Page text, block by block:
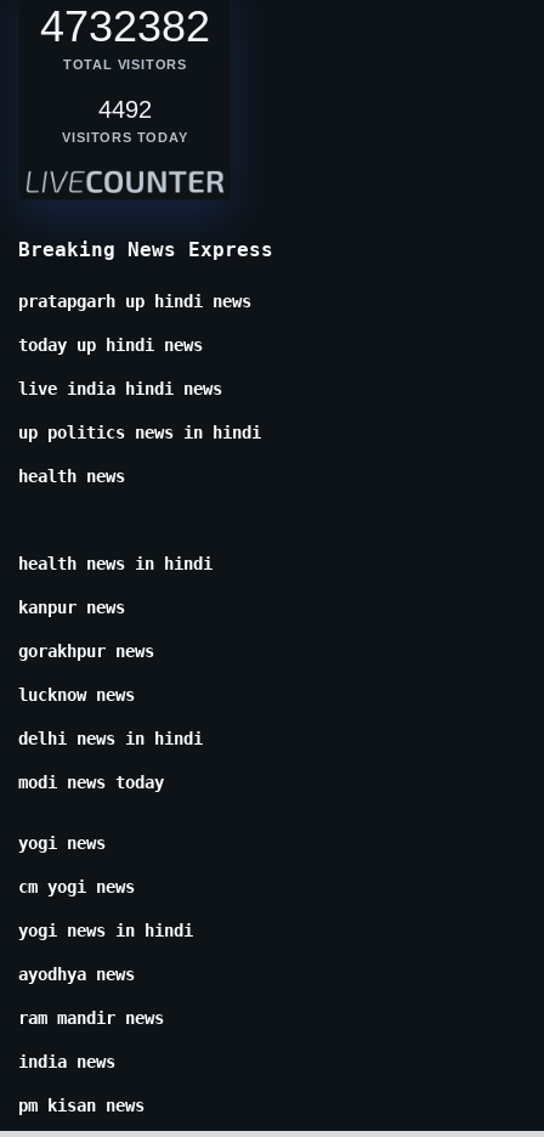
4732382
TOTAL VISITORS
4492
VISITORS TODAY
Breaking News Express
pratapgarh up hindi news
today up hindi news
live india hindi news
up politics news in hindi
health news
health news in hindi
kanpur news
gorakhpur news
lucknow news
delhi news in hindi
modi news today
yogi news
cm yogi news
yogi news in hindi
ayodhya news
ram mandir news
india news
pm kisan news